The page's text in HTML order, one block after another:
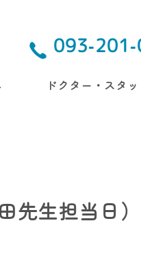
093-
ドクター・スタ
先生担当日